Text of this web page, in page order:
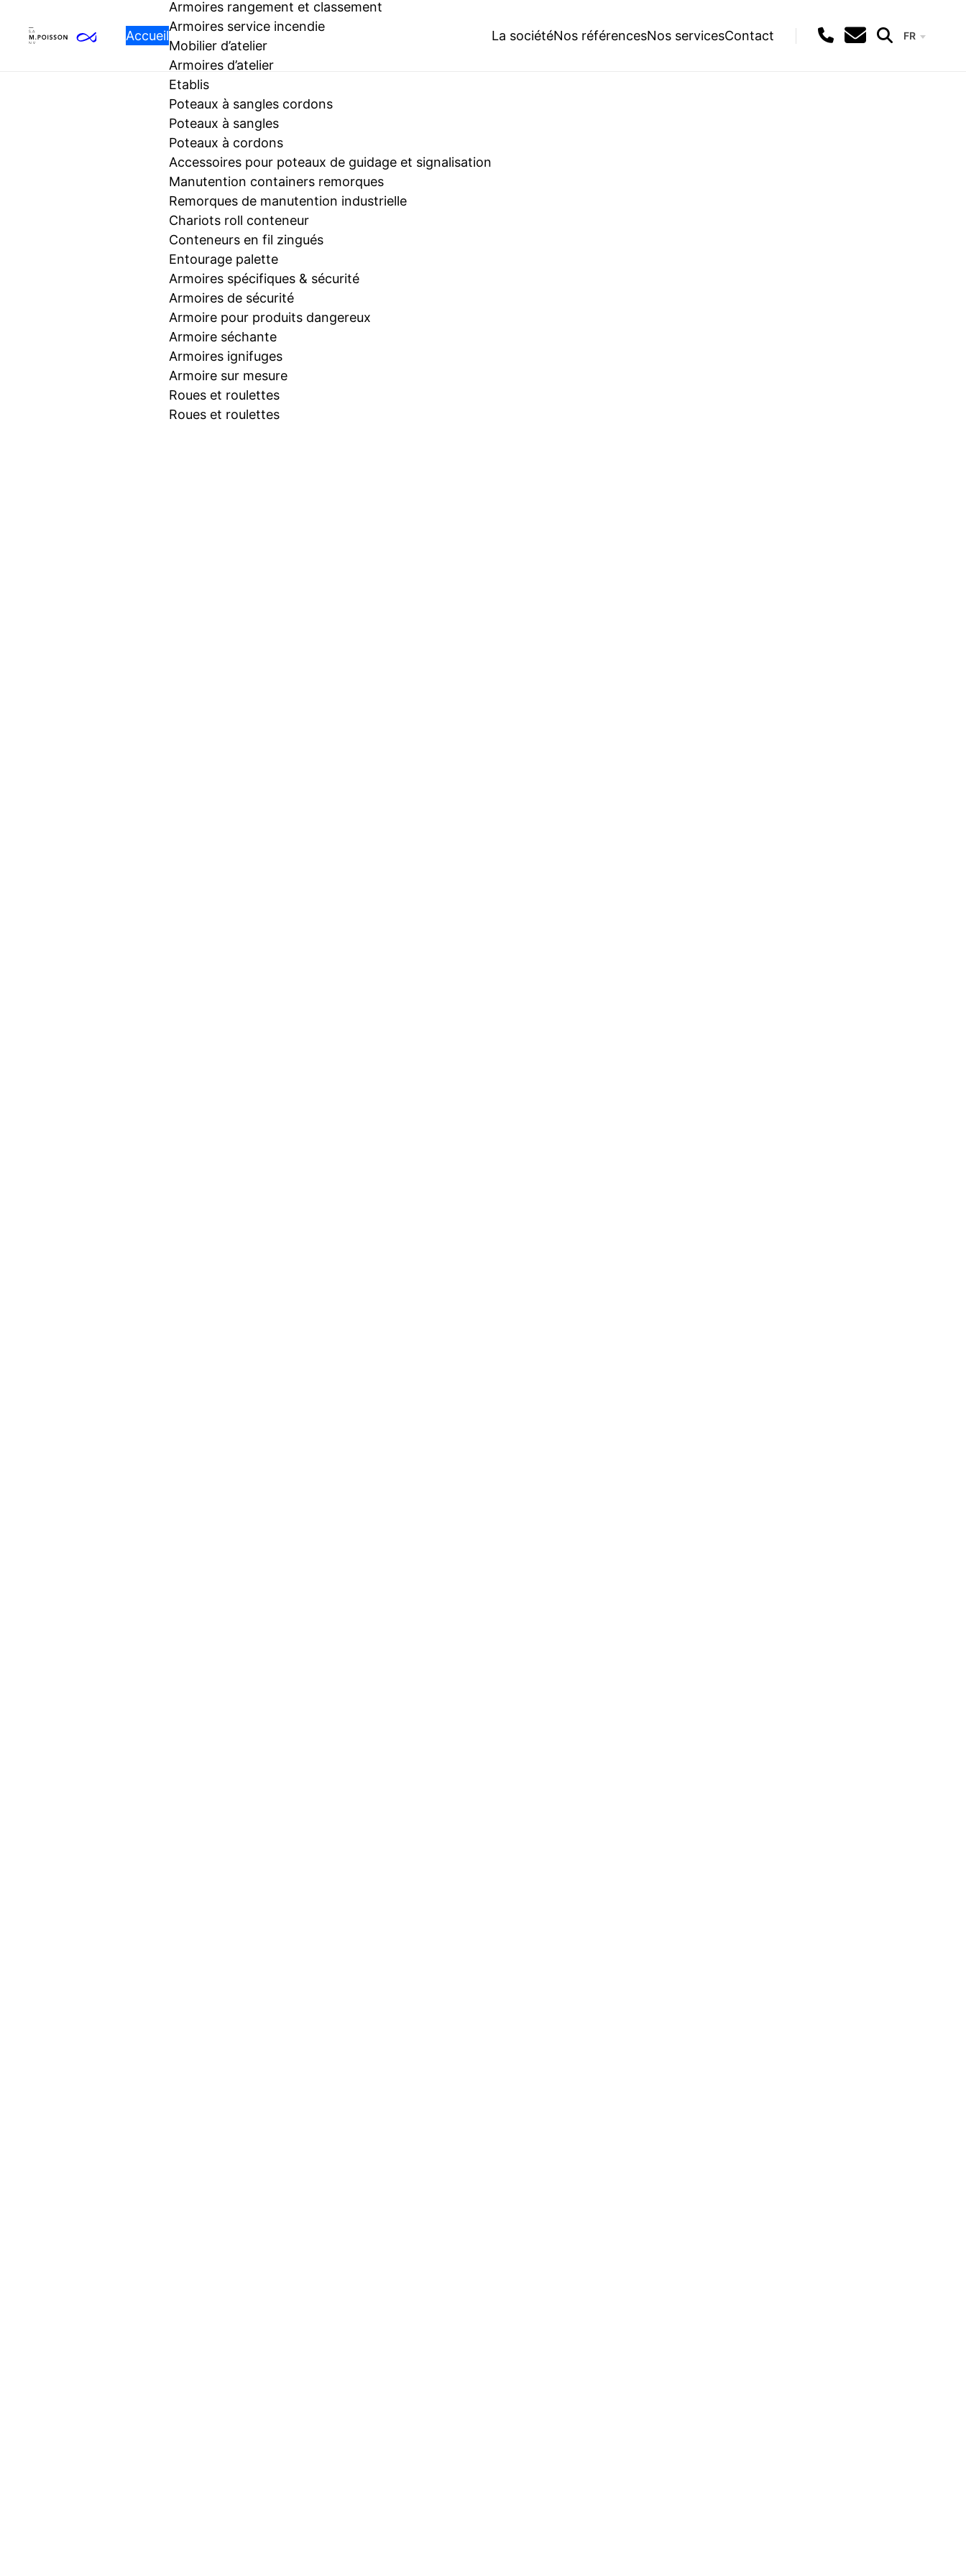
Accueil
Armoires rangement et classement
Armoires service incendie
Mobilier d’atelier
Armoires d’atelier
Etablis
Poteaux à sangles cordons
Poteaux à sangles
Poteaux à cordons
Accessoires pour poteaux de guidage et signalisation
Manutention containers remorques
Remorques de manutention industrielle
Chariots roll conteneur
Conteneurs en fil zingués
Entourage palette
Armoires spécifiques & sécurité
Armoires de sécurité
Armoire pour produits dangereux
Armoire séchante
Armoires ignifuges
Armoire sur mesure
Roues et roulettes
Roues et roulettes
La sociétéNos référencesNos servicesContact FR